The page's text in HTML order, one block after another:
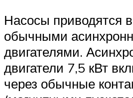
Насосы приводятся
обычными
двигателями.
двигатели 7,5 кВт
через обычные